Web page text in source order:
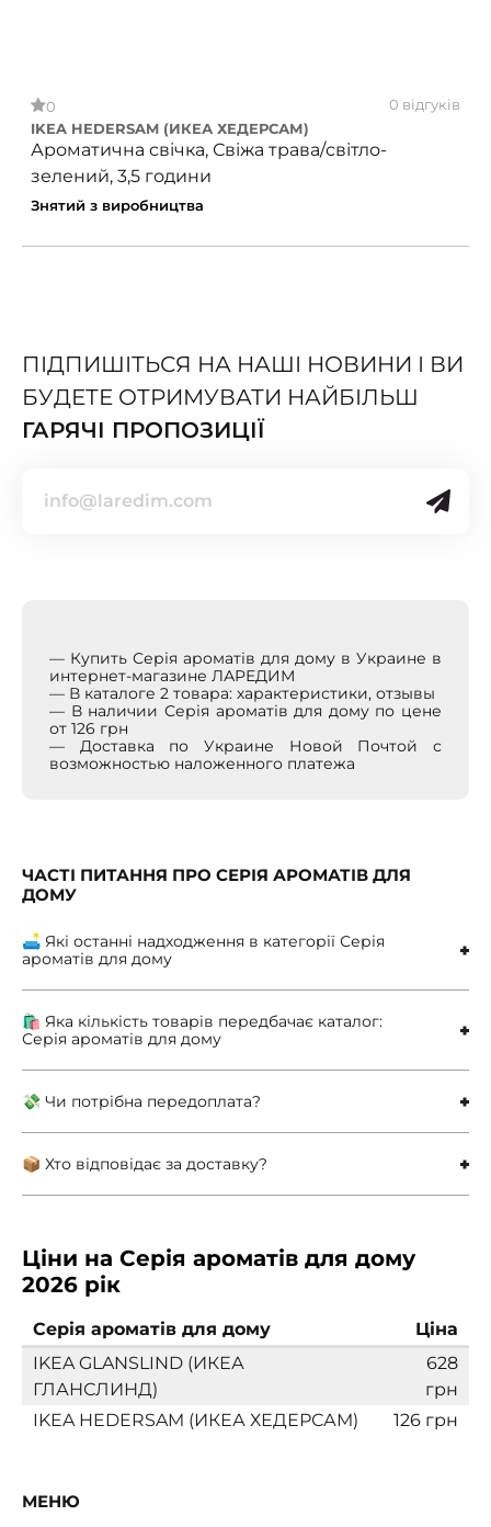
0
0 відгуків
IKEA HEDERSAM (ИКЕА ХЕДЕРСАМ)
Ароматична свічка, Свіжа трава/світло-
зелений, 3,5 години
Знятий з виробництва
ПІДПИШІТЬСЯ НА НАШІ НОВИНИ І ВИ
БУДЕТЕ ОТРИМУВАТИ НАЙБІЛЬШ
ГАРЯЧІ ПРОПОЗИЦІЇ
— Купить Серія ароматів для дому в Украине в
интернет-магазине ЛАРЕДИМ
— В каталоге 2 товара: характеристики, отзывы
— В наличии Серія ароматів для дому по цене
от 126 грн
— Доставка по Украине Новой Почтой с
возможностью наложенного платежа
ЧАСТІ ПИТАННЯ ПРО СЕРІЯ АРОМАТІВ ДЛЯ
ДОМУ
🛋 Які останні надходження в категорії Серія
ароматів для дому
🛍 Яка кількість товарів передбачає каталог:
Серія ароматів для дому
💸 Чи потрібна передоплата?
📦 Хто відповідає за доставку?
Ціни на Серія ароматів для дому
2026 рік
Серія ароматів для дому
Ціна
IKEA GLANSLIND (ИКЕА
ГЛАНСЛИНД)
628
грн
IKEA HEDERSAM (ИКЕА ХЕДЕРСАМ)
126 грн
МЕНЮ